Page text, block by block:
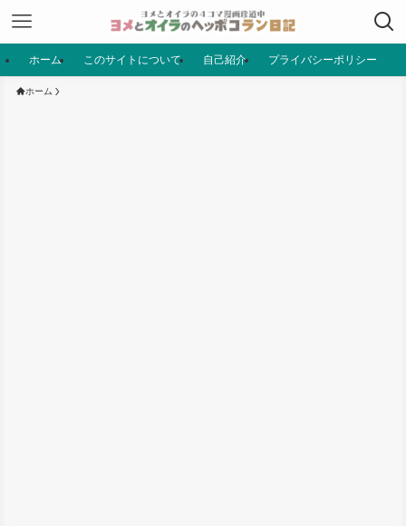
ホーム このサイトについて 自己紹介 プライバシーポリシー
ホーム